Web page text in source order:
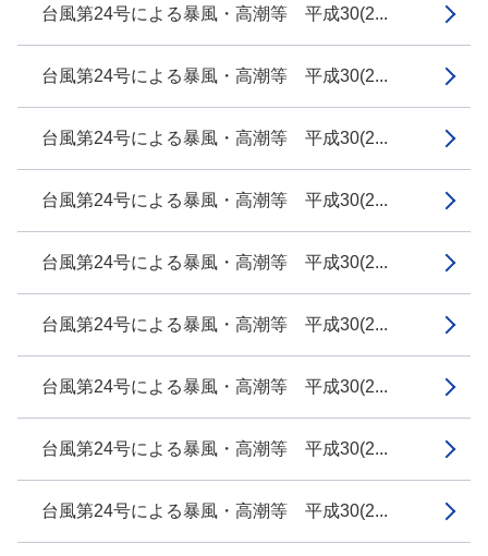
台風第24号による暴風・高潮等 平成30(2...
台風第24号による暴風・高潮等 平成30(2...
台風第24号による暴風・高潮等 平成30(2...
台風第24号による暴風・高潮等 平成30(2...
台風第24号による暴風・高潮等 平成30(2...
台風第24号による暴風・高潮等 平成30(2...
台風第24号による暴風・高潮等 平成30(2...
台風第24号による暴風・高潮等 平成30(2...
台風第24号による暴風・高潮等 平成30(2...